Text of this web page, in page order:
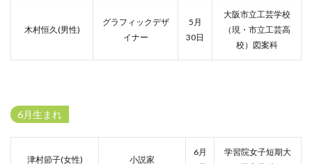
木村恒久(男性)
グラフィックデザ
イナー
5月
30日
大阪市立工芸学校
（現・市立工芸高
校）図案科
6月生まれ
津村節子(女性) 小説家
6月
学習院女子短期大